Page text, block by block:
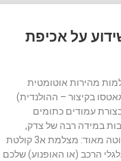
על אכיפת
מצלמות מהירות אוטומטית
בקיצור – ההולנדית)
עמודים כתומים
במידה רבה של צדק,
והיתה מעורבת במספר משפטים מתוקשרים. השיטה בה המערכת עובדת היא פשוטה מאוד: מצלמת א3 קולטת
הרכב (או האופנוע) שלכם